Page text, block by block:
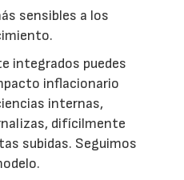
sensibles a los
integrados puedes
inflacionario
internas,
difícilmente
subidas. Seguimos